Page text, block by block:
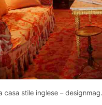
casa stile inglese –